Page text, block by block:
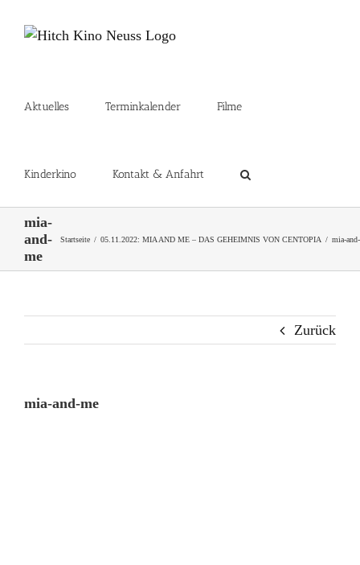
Inhalt
Aktuelles Terminkalender Filme
Kinderkino Kontakt & Anfahrt
mia-
and-
me
Startseite 05.11.2022: MIA AND ME – DAS GEHEIMNIS VON CENTOPIA mia-
Zurück
mia-and-me